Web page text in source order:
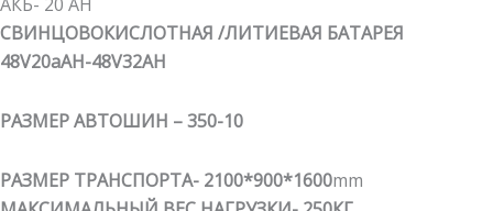
СВИНЦОВОКИСЛОТНАЯ /ЛИТИЕВАЯ БАТАРЕЯ
48V20aAH-48V32AH
РАЗМЕР АВТОШИН – 350-10
РАЗМЕР ТРАНСПОРТА- 2100*900*1600mm